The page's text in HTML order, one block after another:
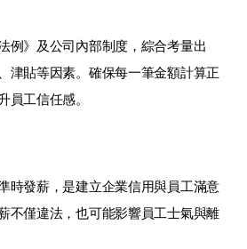
例》及公司內部制度，綜合考量出
津貼等因素。確保每一筆金額計算正
員工信任感。
時發薪，是建立企業信用與員工滿意
不僅違法，也可能影響員工士氣與離